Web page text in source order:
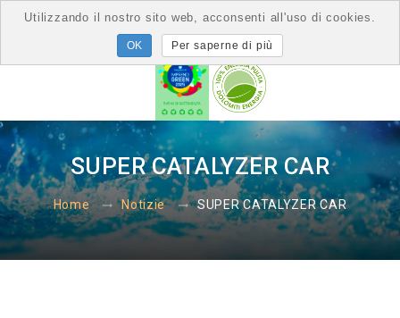
SUPER CATALYZER CAR
Home Notizie SUPER CATALYZER CAR
Utilizzando il nostro sito web, acconsenti all'uso di cookies.
Per saperne di più